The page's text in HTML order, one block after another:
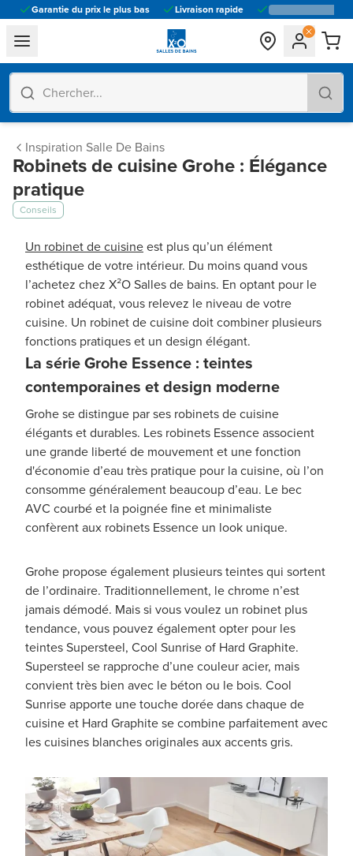
Garantie du prix le plus bas Livraison rapide
general.navigation.toggle_menu.label
Inspiration Salle De Bains
Robinets de cuisine Grohe : Élégance
pratique
Conseils
Un robinet de cuisineest plus qu’un élément
esthétique de votre intérieur. Du moins quand vous
l’achetez chez X²O Salles de bains. En optant pour le
robinet adéquat, vous relevez le niveau de votre
cuisine. Un robinet de cuisine doit combiner plusieurs
fonctions pratiques et un design élégant.
La série Grohe Essence : teintes
contemporaines et design moderne
Grohe se distingue par ses robinets de cuisine
élégants et durables. Les robinets Essence associent
une grande liberté de mouvement et une fonction
d'économie d’eau très pratique pour la cuisine, où l’on
consomme généralement beaucoup d’eau. Le bec
AVC courbé et la poignée fine et minimaliste
confèrent aux robinets Essence un look unique.
Grohe propose également plusieurs teintes qui sortent
de l’ordinaire. Traditionnellement, le chrome n’est
jamais démodé. Mais si vous voulez un robinet plus
tendance, vous pouvez également opter pour les
teintes Supersteel, Cool Sunrise of Hard Graphite.
Supersteel se rapproche d’une couleur acier, mais
convient très bien avec le béton ou le bois. Cool
Sunrise apporte une touche dorée dans chaque de
cuisine et Hard Graphite se combine parfaitement avec
les cuisines blanches originales aux accents gris.